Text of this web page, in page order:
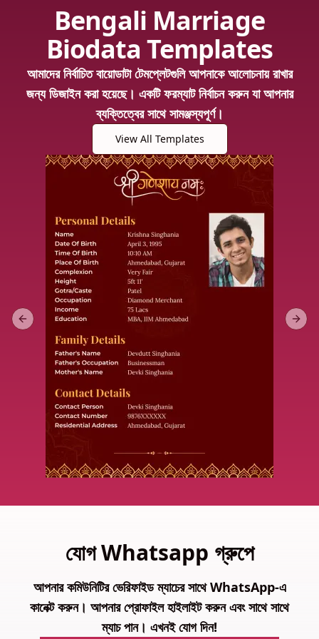
Bengali Marriage
Biodata Templates
আমাদের নির্বাচিত বায়োডাটা টেমপ্লেটগুলি আপনাকে আলোচনায় রাখার
জন্য ডিজাইন করা হয়েছে। একটি ফরম্যাট নির্বাচন করুন যা আপনার
ব্যক্তিত্বের সাথে সামঞ্জস্যপূর্ণ।
View All Templates
Previous slide
যোগ Whatsapp গ্রুপে
আপনার কমিউনিটির ভেরিফাইড ম্যাচের সাথে WhatsApp-এ
কানেক্ট করুন। আপনার প্রোফাইল হাইলাইট করুন এবং সাথে সাথে
ম্যাচ পান। এখনই যোগ দিন!